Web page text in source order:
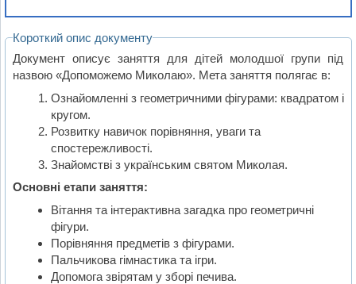
Короткий опис документу
Документ описує заняття для дітей молодшої групи під
назвою «Допоможемо Миколаю». Мета заняття полягає в:
Ознайомленні з геометричними фігурами: квадратом і
кругом.
Розвитку навичок порівняння, уваги та
спостережливості.
Знайомстві з українським святом Миколая.
Основні етапи заняття:
Вітання та інтерактивна загадка про геометричні
фігури.
Порівняння предметів з фігурами.
Пальчикова гімнастика та ігри.
Допомога звірятам у зборі печива.